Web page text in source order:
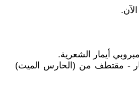
أيمار الشعرية.
- مقتطف من (الحارس الميت)